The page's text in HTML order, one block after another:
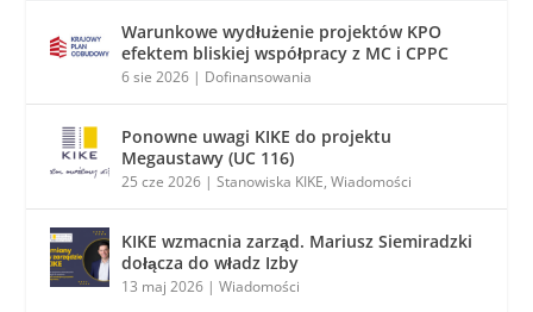
Warunkowe wydłużenie projektów KPO
efektem bliskiej współpracy z MC i CPPC
6 sie 2026 | Dofinansowania
Ponowne uwagi KIKE do projektu
Megaustawy (UC 116)
25 cze 2026 |Stanowiska KIKE,Wiadomości
KIKE wzmacnia zarząd. Mariusz Siemiradzki
dołącza do władz Izby
13 maj 2026 |Wiadomości